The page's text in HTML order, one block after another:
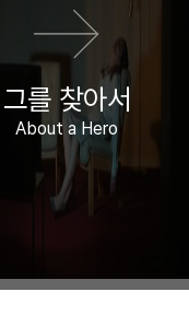
그를 찾아서
About a Hero